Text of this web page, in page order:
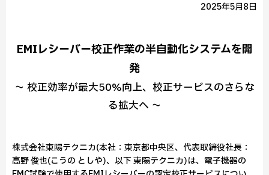
2025年5月8日
EMIレシーバー校正作業の半自動化システムを開
発
～ 校正効率が最大50%向上、校正サービスのさらな
る拡大へ ～
株式会社東陽テクニカ(本社：東京都中央区、代表取締役社長：
高野 俊也(こうの としや)、以下 東陽テクニカ)は、電子機器の